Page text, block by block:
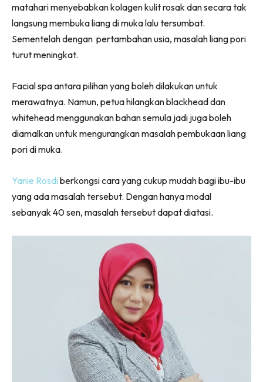
matahari menyebabkan kolagen kulit rosak dan secara tak
langsung membuka liang di muka lalu tersumbat.
Sementelah dengan pertambahan usia, masalah liang pori
turut meningkat.
Facial spa antara pilihan yang boleh dilakukan untuk
merawatnya. Namun, petua hilangkan blackhead dan
whitehead menggunakan bahan semula jadi juga boleh
diamalkan untuk mengurangkan masalah pembukaan liang
pori di muka.
Yanie Rosdi berkongsi cara yang cukup mudah bagi ibu-ibu
yang ada masalah tersebut. Dengan hanya modal
sebanyak 40 sen, masalah tersebut dapat diatasi.